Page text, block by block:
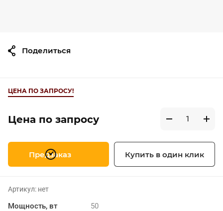
ЦЕНА ПО ЗАПРОСУ!
Цена по запросу
Предзаказ Купить в один клик
Артикул: нет
Мощность, вт 50
Поделиться